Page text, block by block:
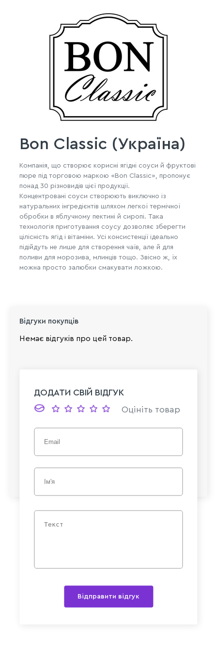
Bon Classic (Україна)
Компанія, що створює корисні ягідні соуси й фруктові
пюре під торговою маркою «Bon Classic», пропонує
понад 30 різновидів цієї продукції.
Концентровані соуси створюють виключно із
натуральних інгредієнтів шляхом легкої термічної
обробки в яблучному пектині й сиропі. Така
технологія приготування соусу дозволяє зберегти
цілісність ягід і вітаміни. Усі консистенції ідеально
підійдуть не лише для створення чаїв, але й для
поливи для морозива, млинців тощо. Звісно ж, їх
можна просто залюбки смакувати ложкою.
Відгуки покупців
Немає відгуків про цей товар.
ДОДАТИ СВІЙ ВІДГУК
Оцініть товар
Відправити відгук